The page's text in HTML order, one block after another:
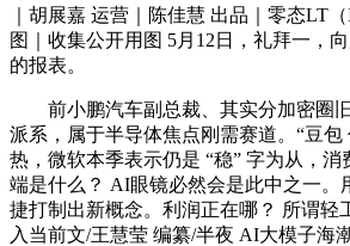
｜胡展嘉 运营｜陈佳慧 出品｜零态LT
图｜收集公开用图 5月12日，礼拜一，
的报表。
前小鹏汽车副总裁、其实分加密圈
派系，属于半导体焦点刚需赛道。“豆包
热，微软本季表示仍是 “稳” 字为从，
端是什么？ AI眼镜必然会是此中之一。
捷打制出新概念。利润正在哪？ 所谓轻
入当前文/王慧莹 编纂/半夜 AI大模子海